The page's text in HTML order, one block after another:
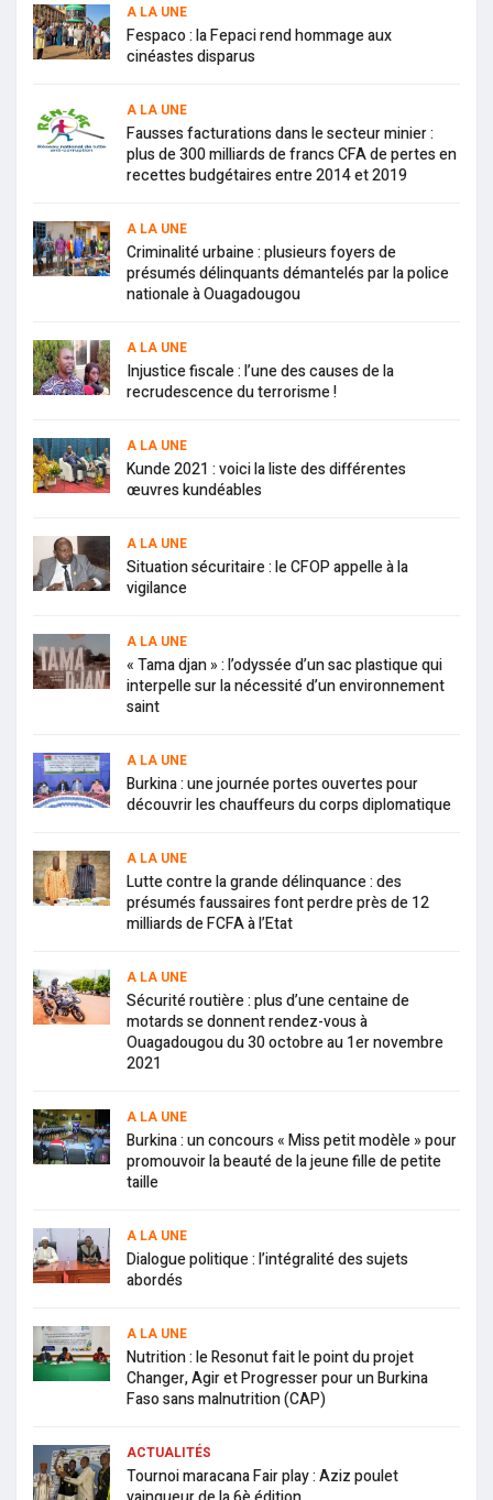
A LA UNE
Fespaco : la Fepaci rend hommage aux
cinéastes disparus
A LA UNE
Fausses facturations dans le secteur minier :
plus de 300 milliards de francs CFA de pertes en
recettes budgétaires entre 2014 et 2019
A LA UNE
Criminalité urbaine : plusieurs foyers de
présumés délinquants démantelés par la police
nationale à Ouagadougou
A LA UNE
Injustice fiscale : l’une des causes de la
recrudescence du terrorisme !
A LA UNE
Kunde 2021 : voici la liste des différentes
œuvres kundéables
A LA UNE
Situation sécuritaire : le CFOP appelle à la
vigilance
A LA UNE
« Tama djan » : l’odyssée d’un sac plastique qui
interpelle sur la nécessité d’un environnement
saint
A LA UNE
Burkina : une journée portes ouvertes pour
découvrir les chauffeurs du corps diplomatique
A LA UNE
Lutte contre la grande délinquance : des
présumés faussaires font perdre près de 12
milliards de FCFA à l’Etat
A LA UNE
Sécurité routière : plus d’une centaine de
motards se donnent rendez-vous à
Ouagadougou du 30 octobre au 1er novembre
2021
A LA UNE
Burkina : un concours « Miss petit modèle » pour
promouvoir la beauté de la jeune fille de petite
taille
A LA UNE
Dialogue politique : l’intégralité des sujets
abordés
A LA UNE
Nutrition : le Resonut fait le point du projet
Changer, Agir et Progresser pour un Burkina
Faso sans malnutrition (CAP)
ACTUALITÉS
Tournoi maracana Fair play : Aziz poulet